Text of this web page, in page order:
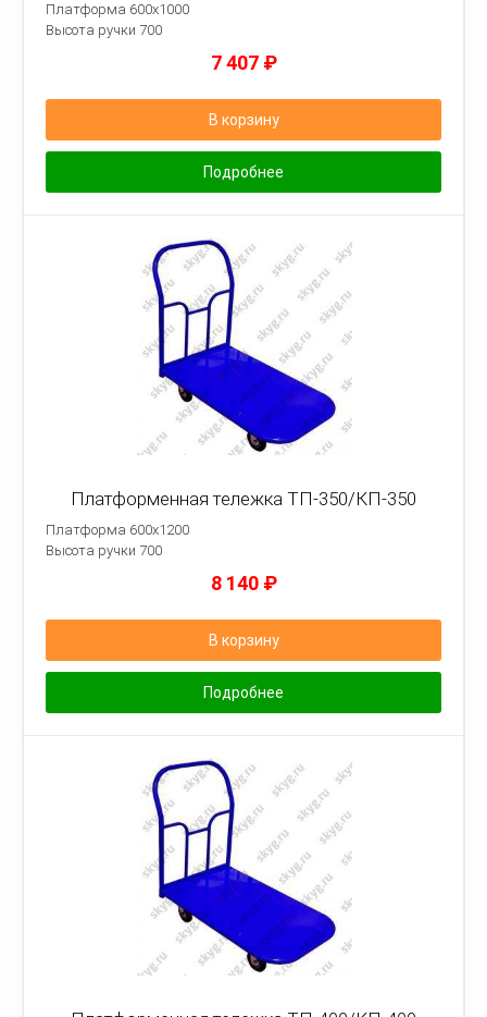
Платформа 600х1000
Высота ручки 700
7 407 ₽
В корзину
Подробнее
Платформенная тележка ТП-350/КП-350
Платформа 600х1200
Высота ручки 700
8 140 ₽
В корзину
Подробнее